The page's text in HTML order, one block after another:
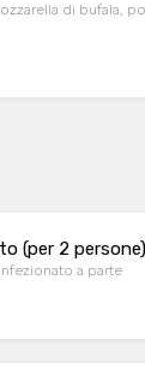
di bufala,
(per 2 persone)
a parte